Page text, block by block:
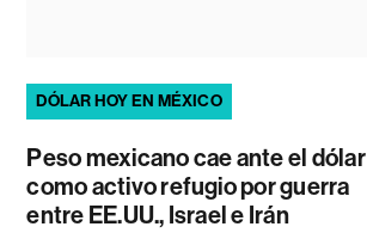
DÓLAR HOY EN MÉXICO
Peso mexicano cae ante el dólar
como activo refugio por guerra
entre EE.UU., Israel e Irán